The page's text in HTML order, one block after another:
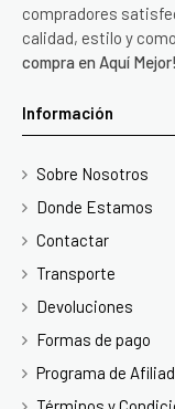
compradores
calidad, estilo y
compra en Aquí Mejor!
Información
Sobre Nosotros
Donde Estamos
Contactar
Transporte
Devoluciones
Formas de pago
Programa de